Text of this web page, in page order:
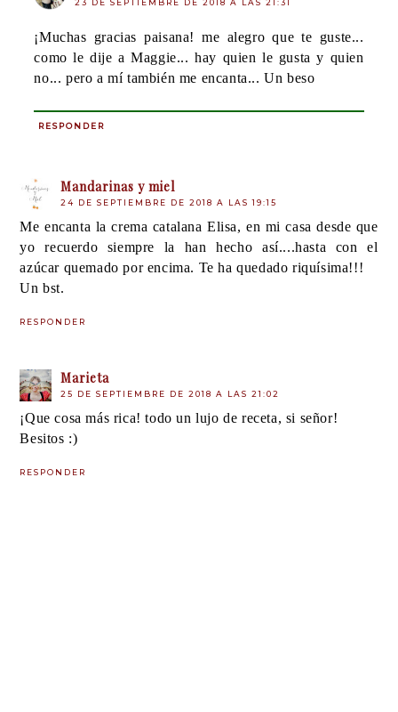
23 DE SEPTIEMBRE DE 2018 A LAS 21:31
¡Muchas gracias paisana! me alegro que te guste...
como le dije a Maggie... hay quien le gusta y quien
no... pero a mí también me encanta... Un beso
RESPONDER
Mandarinas y miel
24 DE SEPTIEMBRE DE 2018 A LAS 19:15
Me encanta la crema catalana Elisa, en mi casa desde que
yo recuerdo siempre la han hecho así....hasta con el
azúcar quemado por encima. Te ha quedado riquísima!!!
Un bst.
RESPONDER
Marieta
25 DE SEPTIEMBRE DE 2018 A LAS 21:02
¡Que cosa más rica! todo un lujo de receta, si señor!
Besitos :)
RESPONDER